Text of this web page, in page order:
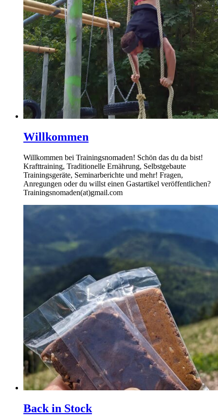
Willkommen
Willkommen bei Trainingsnomaden! Schön das du da bist!
Krafttraining, Traditionelle Ernährung, Selbstgebaute
Trainingsgeräte, Seminarberichte und mehr! Fragen,
Anregungen oder du willst einen Gastartikel veröffentlichen?
Trainingsnomaden(at)gmail.com
Back in Stock